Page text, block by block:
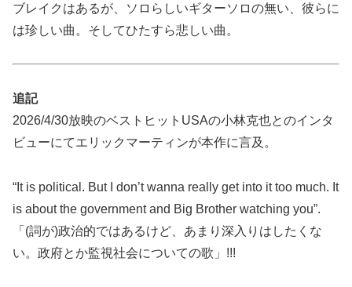
ブレイクはあるが、ソロらしいギターソロの無い、彼らに
は珍しい曲。そしてひたすら悲しい曲。
追記
2026/4/30放映のベストヒットUSAの小林克也とのインタ
ビューにてエリックマーティンが本作に言及。
“It is political. But I don’t wanna really get into it too much. It
is about the government and Big Brother watching you”.
「(詞が)政治的ではあるけど、あまり深入りはしたくな
い。政府とか監視社会についての歌」!!!